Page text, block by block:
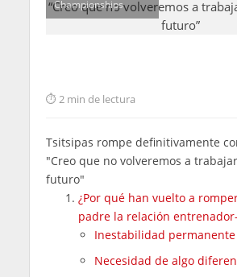
Championships
2 min de lectura
Tsitsipas rompe definitivamente
"Creo que no volveremos a
futuro"
¿Por qué han vuelto a
padre la relación
Inestabilidad permanente
Necesidad de algo